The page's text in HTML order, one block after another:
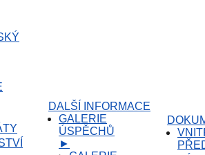
DALŠÍ INFORMACE
GALERIE
ÚSPĚCHŮ
►